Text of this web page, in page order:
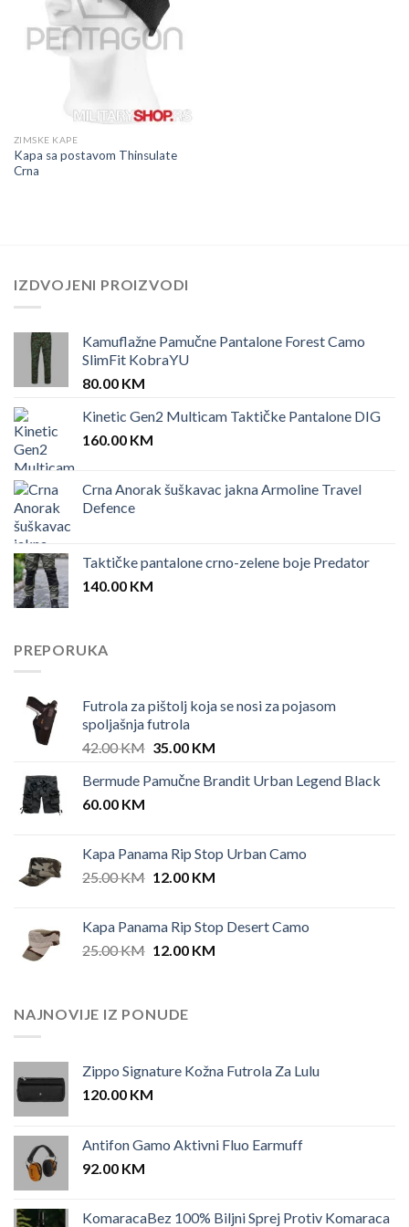
ZIMSKE KAPE
Kapa sa postavom Thinsulate
Crna
IZDVOJENI PROIZVODI
Kamuflažne Pamučne Pantalone Forest Camo
SlimFit KobraYU
80.00 KM
Kinetic Gen2 Multicam Taktičke Pantalone DIG
160.00 KM
Crna Anorak šuškavac jakna Armoline Travel
Defence
Taktičke pantalone crno-zelene boje Predator
140.00 KM
PREPORUKA
Futrola za pištolj koja se nosi za pojasom
spoljašnja futrola
42.00KM Original
was:
35.00 KMCurrent
is:
Bermude Pamučne Brandit Urban Legend Black
60.00 KM
Kapa Panama Rip Stop Urban Camo
25.00KM Original
25.00 KM.
12.00 KMCurrent
12.00 KM.
Kapa Panama Rip Stop Desert Camo
25.00KM Original
25.00 KM.
12.00 KMCurrent
NAJNOVIJE IZ PONUDE
Zippo Signature Kožna Futrola Za Lulu
120.00 KM
Antifon Gamo Aktivni Fluo Earmuff
92.00 KM
KomaracaBez 100% Biljni Sprej Protiv Komaraca